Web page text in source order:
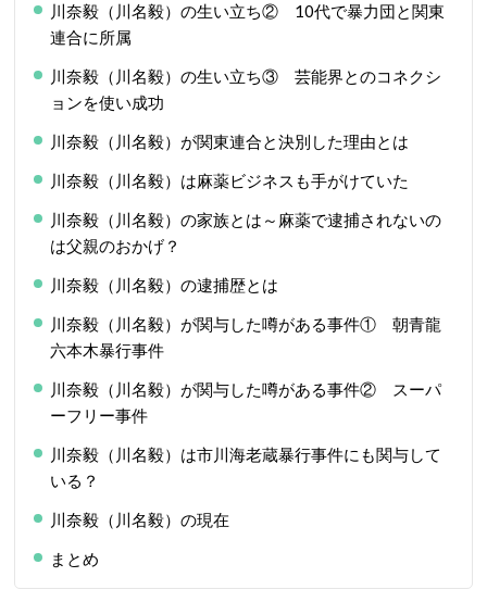
川奈毅（川名毅）の生い立ち② 10代で暴力団と関東
連合に所属
川奈毅（川名毅）の生い立ち③ 芸能界とのコネクシ
ョンを使い成功
川奈毅（川名毅）が関東連合と決別した理由とは
川奈毅（川名毅）は麻薬ビジネスも手がけていた
川奈毅（川名毅）の家族とは～麻薬で逮捕されないの
は父親のおかげ？
川奈毅（川名毅）の逮捕歴とは
川奈毅（川名毅）が関与した噂がある事件① 朝青龍
六本木暴行事件
川奈毅（川名毅）が関与した噂がある事件② スーパ
ーフリー事件
川奈毅（川名毅）は市川海老蔵暴行事件にも関与して
いる？
川奈毅（川名毅）の現在
まとめ